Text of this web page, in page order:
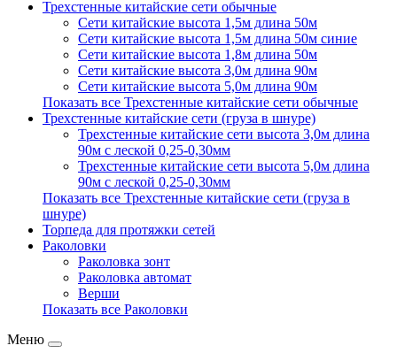
Трехстенные китайские сети обычные
Сети китайские высота 1,5м длина 50м
Сети китайские высота 1,5м длина 50м синие
Сети китайские высота 1,8м длина 50м
Сети китайские высота 3,0м длина 90м
Сети китайские высота 5,0м длина 90м
Показать все Трехстенные китайские сети обычные
Трехстенные китайские сети (груза в шнуре)
Трехстенные китайские сети высота 3,0м длина
90м с леской 0,25-0,30мм
Трехстенные китайские сети высота 5,0м длина
90м с леской 0,25-0,30мм
Показать все Трехстенные китайские сети (груза в
шнуре)
Торпеда для протяжки сетей
Раколовки
Раколовка зонт
Раколовка автомат
Верши
Показать все Раколовки
Меню